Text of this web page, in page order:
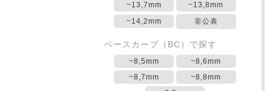
~13,7mm
~13,8mm
~14,2mm
非公表
ベースカーブ（BC）で探す
~8,5mm
~8,6mm
~8,7mm
~8,8mm